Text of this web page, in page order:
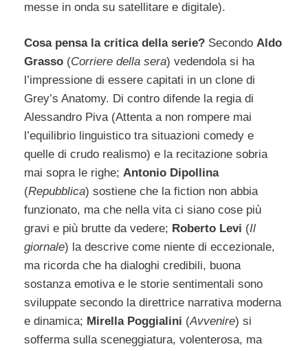
messe in onda su satellitare e digitale).
Cosa pensa la critica della serie? Secondo Aldo
Grasso (Corriere della sera) vedendola si ha
l’impressione di essere capitati in un clone di
Grey’s Anatomy. Di contro difende la regia di
Alessandro Piva (Attenta a non rompere mai
l’equilibrio linguistico tra situazioni comedy e
quelle di crudo realismo) e la recitazione sobria
mai sopra le righe; Antonio Dipollina
(Repubblica) sostiene che la fiction non abbia
funzionato, ma che nella vita ci siano cose più
gravi e più brutte da vedere; Roberto Levi (Il
giornale) la descrive come niente di eccezionale,
ma ricorda che ha dialoghi credibili, buona
sostanza emotiva e le storie sentimentali sono
sviluppate secondo la direttrice narrativa moderna
e dinamica; Mirella Poggialini (Avvenire) si
sofferma sulla sceneggiatura, volenterosa, ma